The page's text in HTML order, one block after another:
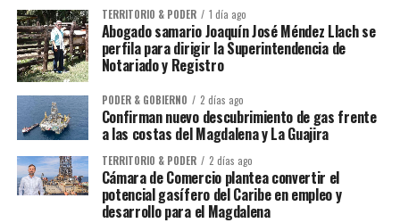
TERRITORIO & PODER 1 día ago
Abogado samario Joaquín José Méndez Llach se
perfila para dirigir la Superintendencia de
Notariado y Registro
PODER & GOBIERNO 2 días ago
Confirman nuevo descubrimiento de gas frente
a las costas del Magdalena y La Guajira
TERRITORIO & PODER 2 días ago
Cámara de Comercio plantea convertir el
potencial gasífero del Caribe en empleo y
desarrollo para el Magdalena